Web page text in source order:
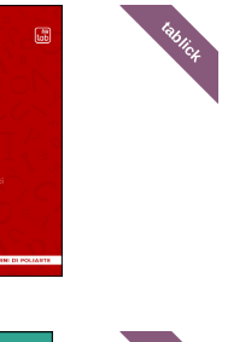
tablick